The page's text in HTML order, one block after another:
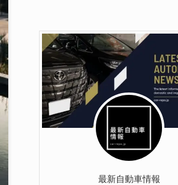
最新自動車情報